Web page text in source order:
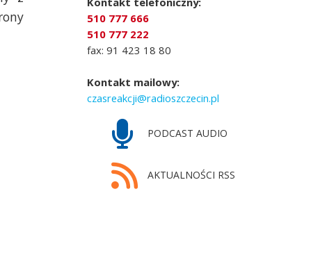
510 777 666
510 777 222
fax: 91 423 18 80
Kontakt mailowy:
czasreakcji@radioszczecin.pl
PODCAST AUDIO
AKTUALNOŚCI RSS